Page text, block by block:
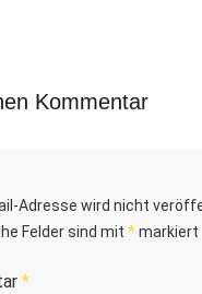
Kommentar
Adresse wird nicht
Felder sind mit *markiert
*